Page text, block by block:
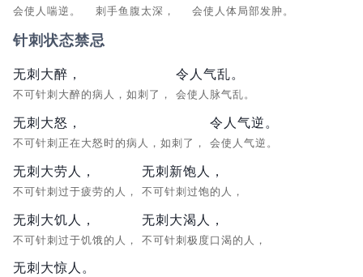
会使人喘逆。 刺手鱼腹太深， 会使人体局部发肿。
针刺状态禁忌
无刺大醉，
不可针刺大醉的病人，如刺了，
令人气乱。
会使人脉气乱。
无刺大怒，
不可针刺正在大怒时的病人，如刺了，
令人气逆。
会使人气逆。
无刺大劳人，
不可针刺过于疲劳的人，
无刺新饱人，
不可针刺过饱的人，
无刺大饥人，
不可针刺过于饥饿的人，
无刺大渴人，
不可针刺极度口渴的人，
无刺大惊人。